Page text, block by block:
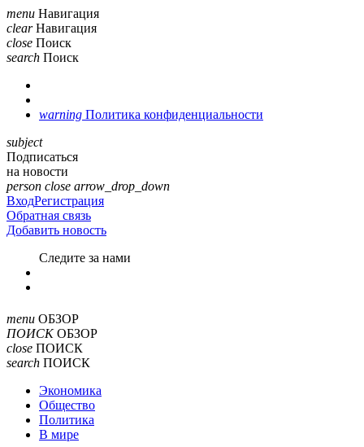
menu Навигация
clear Навигация
close Поиск
search Поиск
warning Политика конфиденциальности
subject
Подписаться
на новости
person close arrow_drop_down
ВходРегистрация
Обратная связь
Добавить новость
Cледите за нами
menu ОБЗОР
ПОИСК ОБЗОР
close ПОИСК
search ПОИСК
Экономика
Общество
Политика
В мире